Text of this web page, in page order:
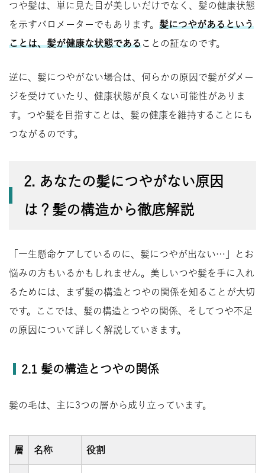
つや髪は、単に見た目が美しいだけでなく、髪の健康状態
を示すバロメーターでもあります。 髪につやがあるという
ことは、髪が健康な状態であることの証なのです。
逆に、髪につやがない場合は、何らかの原因で髪がダメー
ジを受けていたり、健康状態が良くない可能性がありま
す。つや髪を目指すことは、髪の健康を維持することにも
つながるのです。
2. あなたの髪につやがない原因
は？髪の構造から徹底解説
「一生懸命ケアしているのに、髪につやが出ない…」とお
悩みの方もいるかもしれません。美しいつや髪を手に入れ
るためには、まず髪の構造とつやの関係を知ることが大切
です。ここでは、髪の構造とつやの関係、そしてつや不足
の原因について詳しく解説していきます。
2.1 髪の構造とつやの関係
髪の毛は、主に3つの層から成り立っています。
層 名称 役割